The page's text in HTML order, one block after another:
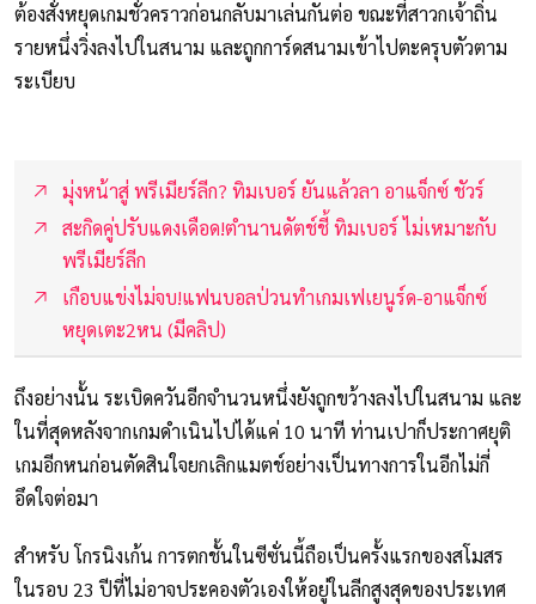
ต้องสั่งหยุดเกมชั่วคราวก่อนกลับมาเล่นกันต่อ ขณะที่สาวกเจ้าถิ่น
รายหนึ่งวิ่งลงไปในสนาม และถูกการ์ดสนามเข้าไปตะครุบตัวตาม
ระเบียบ
มุ่งหน้าสู่ พรีเมียร์ลีก? ทิมเบอร์ ยันแล้วลา อาแจ็กซ์ ชัวร์
สะกิดคู่ปรับแดงเดือด!ตำนานดัตช์ชี้ ทิมเบอร์ ไม่เหมาะกับ
พรีเมียร์ลีก
เกือบแข่งไม่จบ!แฟนบอลป่วนทำเกมเฟเยนูร์ด-อาแจ็กซ์
หยุดเตะ2หน (มีคลิป)
ถึงอย่างนั้น ระเบิดควันอีกจำนวนหนึ่งยังถูกขว้างลงไปในสนาม และ
ในที่สุดหลังจากเกมดำเนินไปได้แค่ 10 นาที ท่านเปาก็ประกาศยุติ
เกมอีกหนก่อนตัดสินใจยกเลิกแมตช์อย่างเป็นทางการในอีกไม่กี่
อึดใจต่อมา
สำหรับ โกรนิงเก้น การตกชั้นในซีซั่นนี้ถือเป็นครั้งแรกของสโมสร
ในรอบ 23 ปีที่ไม่อาจประคองตัวเองให้อยู่ในลีกสูงสุดของประเทศ